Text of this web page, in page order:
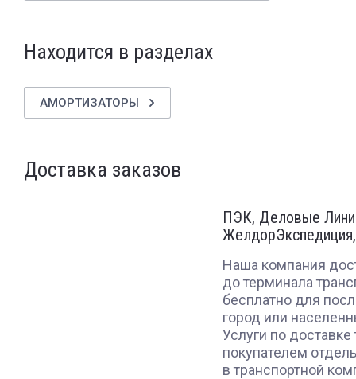
Находится в разделах
АМОРТИЗАТОРЫ
Доставка заказов
ПЭК, Деловые
Наша компания
до терминала
бесплатно для
город или
Услуги по
покупателем
в транспортной